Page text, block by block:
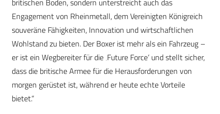
britischen Boden, sondern unterstreicht auch das
Engagement von Rheinmetall, dem Vereinigten Königreich
souveräne Fähigkeiten, Innovation und wirtschaftlichen
Wohlstand zu bieten. Der Boxer ist mehr als ein Fahrzeug –
er ist ein Wegbereiter für die ‚Future Force‘ und stellt sicher,
dass die britische Armee für die Herausforderungen von
morgen gerüstet ist, während er heute echte Vorteile
bietet.“